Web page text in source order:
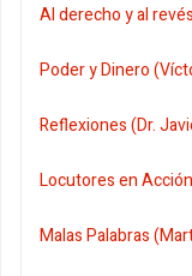
Al derecho y al
Poder y Dinero
Reflexiones (Dr.
Locutores en
Malas Palabras